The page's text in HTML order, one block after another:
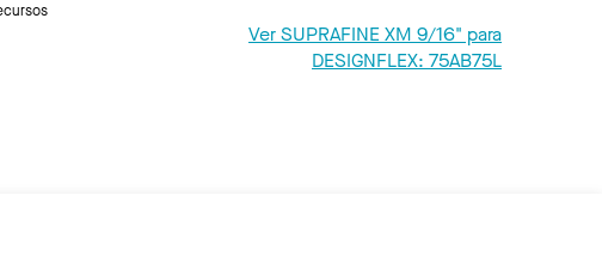
Ver SUPRAFINE XM 9/16" para
DESIGNFLEX: 75AB75L